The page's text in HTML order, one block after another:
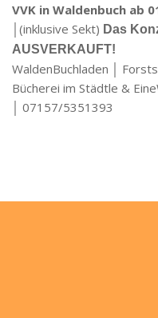
VVK in Waldenbuch ab
│(inklusive Sekt) Das
AUSVERKAUFT!
WaldenBuchladen │
Bücherei im Städtle &
│ 07157/5351393